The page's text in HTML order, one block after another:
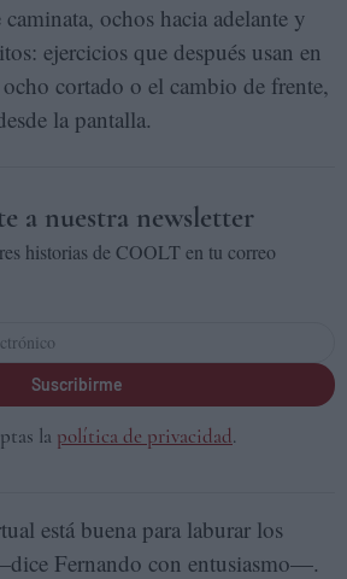
ochos hacia adelante y
ejercicios que después usan en
cortado o el cambio de frente,
la pantalla.
a nuestra newsletter
historias de COOLT en tu correo
Suscribirme
la política de privacidad.
está buena para laburar los
Fernando con entusiasmo—.